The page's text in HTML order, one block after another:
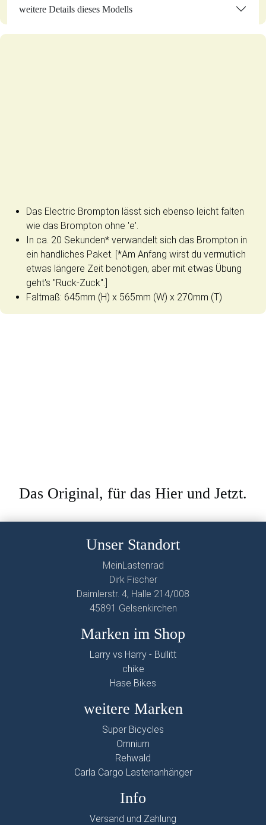
weitere Details dieses Modells
Das Electric Brompton lässt sich ebenso leicht falten
wie das Brompton ohne 'e'.
In ca. 20 Sekunden* verwandelt sich das Brompton in
ein handliches Paket. [*Am Anfang wirst du vermutlich
etwas längere Zeit benötigen, aber mit etwas Übung
geht's "Ruck-Zuck".]
Faltmaß: 645mm (H) x 565mm (W) x 270mm (T)
Das Original, für das Hier und Jetzt.
Unser Standort
MeinLastenrad
Dirk Fischer
Daimlerstr. 4, Halle 214/008
45891 Gelsenkirchen
Marken im Shop
Larry vs Harry - Bullitt
chike
Hase Bikes
weitere Marken
Super Bicycles
Omnium
Rehwald
Carla Cargo Lastenanhänger
Info
Versand und Zahlung